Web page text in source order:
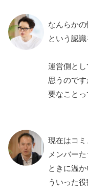
なんらか
という認
運営側と
思うので
要なことっ
現在はコ
メンバー
ときに温
ういった